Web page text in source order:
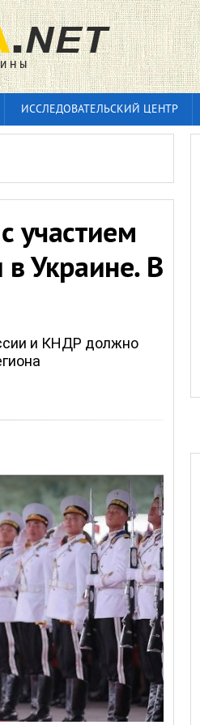
ИССЛЕДОВАТЕЛЬСКИЙ ЦЕНТР
участием
Украине. В
и КНДР должно